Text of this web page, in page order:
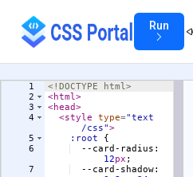
Run
1
2
3
4
5
6
7
<! DOCTYPE html>
<html>
<head>
<style type="text
/css">
:root
{
  --card-radius
:
12px ;
  --card-shadow
: